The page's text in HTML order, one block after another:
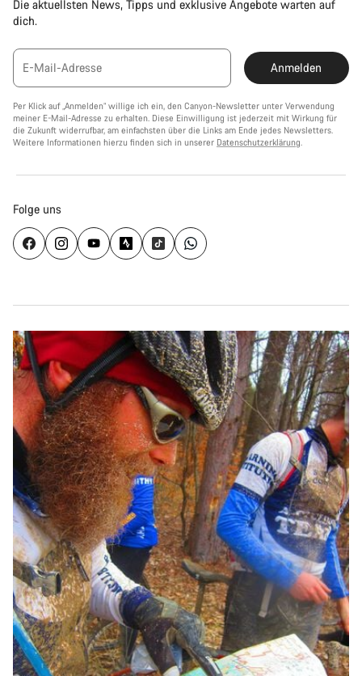
Die aktuellsten News, Tipps und exklusive Angebote warten auf
dich.
E-Mail-Adresse Anmelden
Per Klick auf „Anmelden“ willige ich ein, den Canyon-Newsletter unter Verwendung
meiner E-Mail-Adresse zu erhalten. Diese Einwilligung ist jederzeit mit Wirkung für
die Zukunft widerrufbar, am einfachsten über die Links am Ende jedes Newsletters.
Weitere Informationen hierzu finden sich in unserer Datenschutzerklärung.
Folge uns